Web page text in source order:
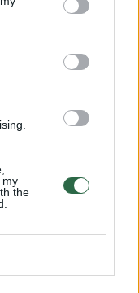
my
the
nusipirkau
ėmiau lankytis
Nuo
apėmė
bet ėmiau
kad su